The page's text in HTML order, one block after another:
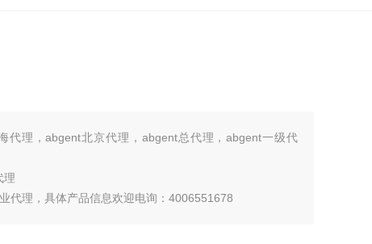
代理，abgent北京代理，abgent总代理，abgent一级代
理
代理，具体产品信息欢迎电询：4006551678